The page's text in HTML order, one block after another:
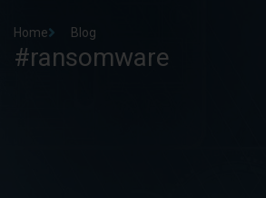
Home Blog
#ransomware